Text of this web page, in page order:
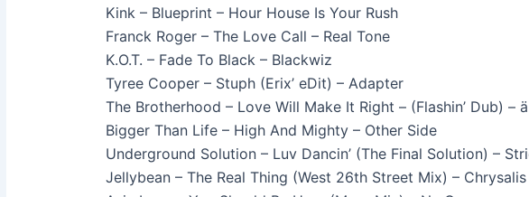
Kink – Blueprint – Hour House Is Your Rush
Franck Roger – The Love Call – Real Tone
K.O.T. – Fade To Black – Blackwiz
Tyree Cooper – Stuph (Erix’ eDit) – Adapter
The Brotherhood – Love Will Make It Right – (Flashin’ Dub) –
Bigger Than Life – High And Mighty – Other Side
Underground Solution – Luv Dancin’ (The Final Solution) –
Jellybean – The Real Thing (West 26th Street Mix) – Chrysalis